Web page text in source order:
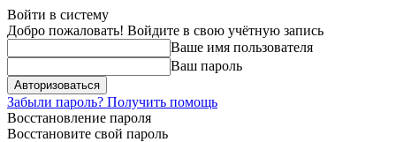
Войти в систему
Добро пожаловать! Войдите в свою учётную запись
Ваше имя пользователя
Ваш пароль
Забыли пароль? Получить помощь
Восстановление пароля
Восстановите свой пароль